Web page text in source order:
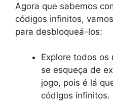
Agora que sabemos
códigos infinitos,
para desbloqueá-los:
Explore todos os
se esqueça de
jogo, pois é lá
códigos infinitos.